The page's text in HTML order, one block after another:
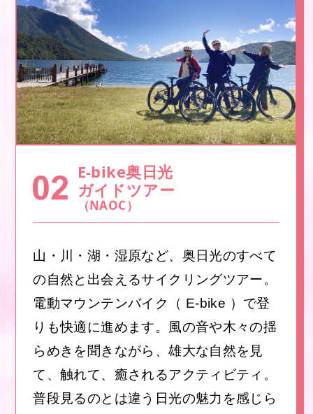
E-bike奥日光
ガイドツアー
（NAOC）
山・川・湖・湿原など、奥日光のすべて
の自然と出会えるサイクリングツアー。
電動マウンテンバイク（ E-bike ）で登
りも快適に進めます。風の音や木々の揺
らめきを聞きながら、雄大な自然を見
て、触れて、癒されるアクティビティ。
普段見るのとは違う日光の魅力を感じら